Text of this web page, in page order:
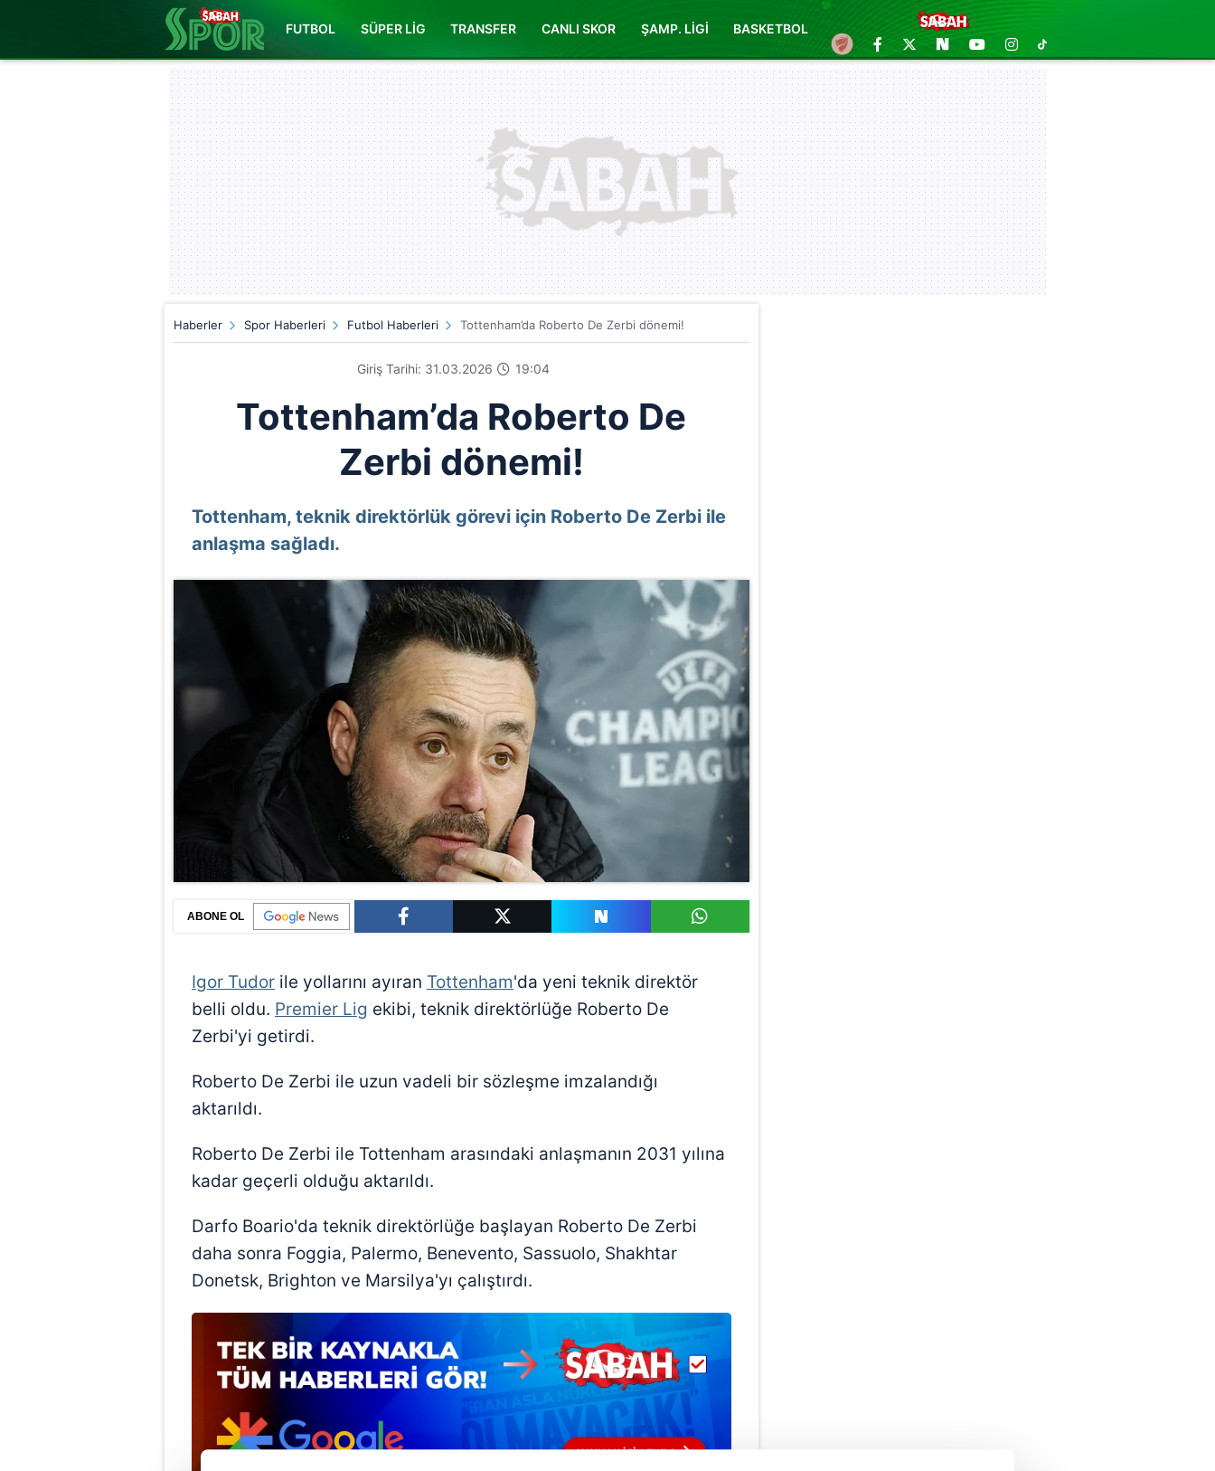
FUTBOL SÜPER LİG TRANSFER CANLI SKOR ŞAMP. LİGİ BASKETBOL
Haberler Spor Haberleri Futbol Haberleri Tottenham’da Roberto De Zerbi dönemi!
Giriş Tarihi: 31.03.2026 19:04
Tottenham’da Roberto De
Zerbi dönemi!
Tottenham, teknik direktörlük görevi için Roberto De Zerbi ile
anlaşma sağladı.
ABONE OL
Igor Tudor ile yollarını ayıran Tottenham'da yeni teknik direktör
belli oldu. Premier Lig ekibi, teknik direktörlüğe Roberto De
Zerbi'yi getirdi.
Roberto De Zerbi ile uzun vadeli bir sözleşme imzalandığı
aktarıldı.
Roberto De Zerbi ile Tottenham arasındaki anlaşmanın 2031 yılına
kadar geçerli olduğu aktarıldı.
Darfo Boario'da teknik direktörlüğe başlayan Roberto De Zerbi
daha sonra Foggia, Palermo, Benevento, Sassuolo, Shakhtar
Donetsk, Brighton ve Marsilya'yı çalıştırdı.